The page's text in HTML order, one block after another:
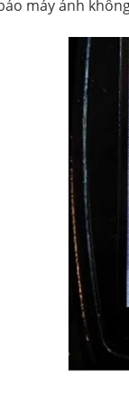
máy ảnh